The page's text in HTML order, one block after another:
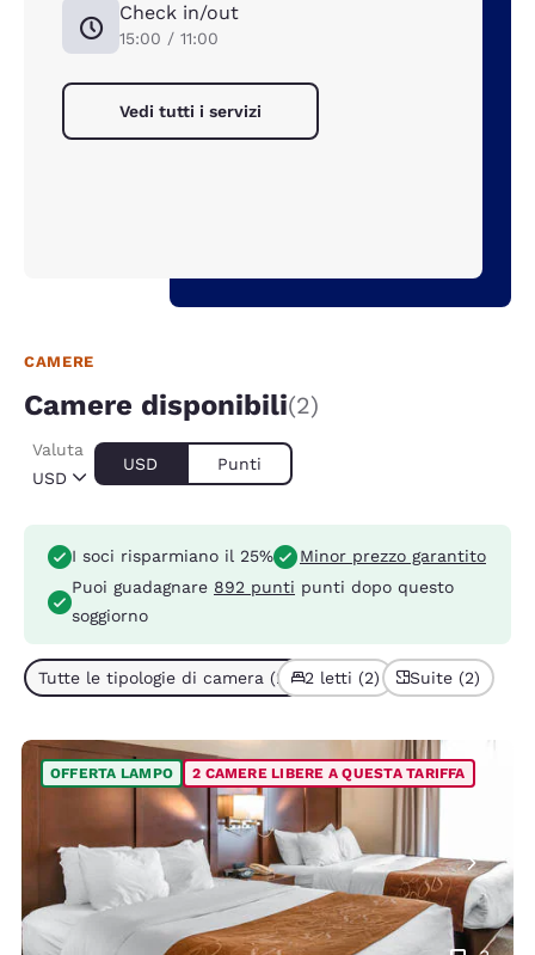
Check in/out
15:00 / 11:00
Vedi tutti i servizi
CAMERE
Camere disponibili(2)
USD
Valuta
USD Punti
I soci risparmiano il 25%
Minor prezzo garantito
Puoi guadagnare 892 punti punti dopo questo
soggiorno
Tutte le tipologie di camera (2) 2 letti (2) Suite (2)
OFFERTA LAMPO 2 CAMERE LIBERE A QUESTA TARIFFA